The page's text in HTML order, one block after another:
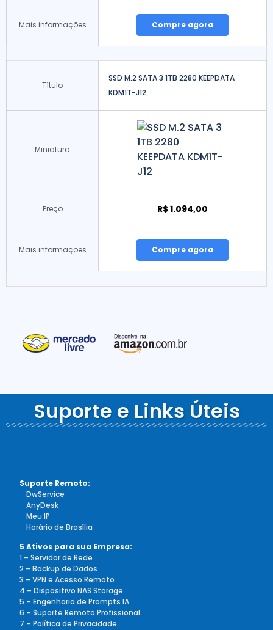
Mais informações Compre agora
Título
SSD M.2 SATA 3 1TB 2280 KEEPDATA
KDM1T-J12
Miniatura
Preço R$ 1.094,00
Mais informações Compre agora
Suporte e Links Úteis
Suporte Remoto:
–DwService
–AnyDesk
–Meu IP
–Horário de Brasília
5 Ativos para sua Empresa:
1 – Servidor de Rede
2 – Backup de Dados
3 – VPN e Acesso Remoto
4 – Dispositivo NAS Storage
5 – Engenharia de Prompts IA
6 – Suporte Remoto Profissional
7 – Política de Privacidade